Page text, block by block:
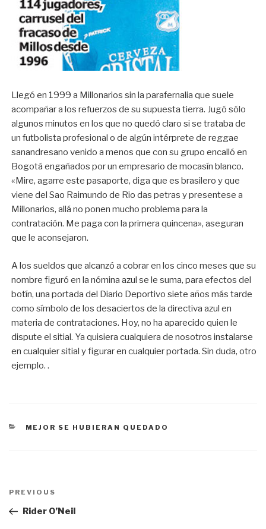
Llegó en 1999 a Millonarios sin la parafernalia que suele
acompañar a los refuerzos de su supuesta tierra. Jugó sólo
algunos minutos en los que no quedó claro si se trataba de
un futbolista profesional o de algún intérprete de reggae
sanandresano venido a menos que con su grupo encalló en
Bogotá engañados por un empresario de mocasín blanco.
«Mire, agarre este pasaporte, diga que es brasilero y que
viene del Sao Raimundo de Rio das petras y presentese a
Millonarios, allá no ponen mucho problema para la
contratación. Me paga con la primera quincena», aseguran
que le aconsejaron.
A los sueldos que alcanzó a cobrar en los cinco meses que su
nombre figuró en la nómina azul se le suma, para efectos del
botín, una portada del Diario Deportivo siete años más tarde
como símbolo de los desaciertos de la directiva azul en
materia de contrataciones. Hoy, no ha aparecido quien le
dispute el sitial. Ya quisiera cualquiera de nosotros instalarse
en cualquier sitial y figurar en cualquier portada. Sin duda, otro
ejemplo. .
CATEGORÍAS
MEJOR SE HUBIERAN QUEDADO
Navegación
entradas
Previous
Post
PREVIOUS
Rider O’Neil